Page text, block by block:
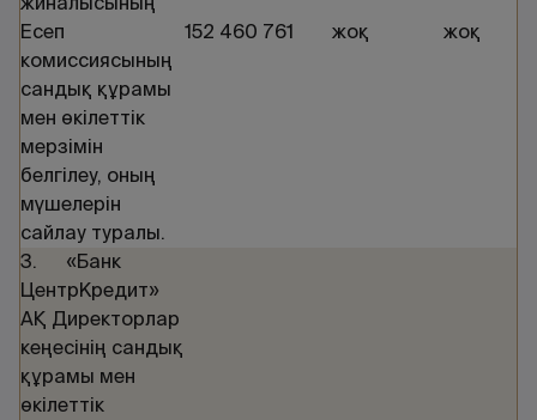
Есеп
комиссиясының
сандық құрамы
мен өкілеттік
мерзімін
белгілеу, оның
мүшелерін
сайлау туралы.
152 460 761 жоқ жоқ
3. «Банк
ЦентрКредит»
АҚ Директорлар
кеңесінің сандық
құрамы мен
өкілеттік